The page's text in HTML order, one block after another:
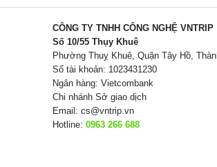
CÔNG TY TNHH CÔNG NGHỆ VNTRIP
Số 10/55 Thụy Khuê
Phường Thuỵ Khuê, Quận Tây Hồ,
Số tài khoản: 1023431230
Ngân hàng: Vietcombank
Chi nhánh Sở giao dịch
Email: cs@vntrip.vn
Hotline: 0963 266 688